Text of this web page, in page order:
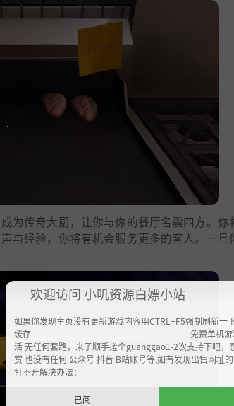
为传奇大厨，让你与你的餐厅名震四方。
与经验，你将有机会服务更多的客人。一
欢迎访问 小叽资源白嫖小站
如果你发现主页没有更新游戏内容用CTRL+F5强制刷新一
缓存 ------------------------------------------------------- 免费单机
活 无任何套路，来了顺手搓个guanggao1-2次支持下吧，
赏 也没有任何 公众号 抖音 B站账号等,如有发现出售网址
打不开解决办法：
已阅